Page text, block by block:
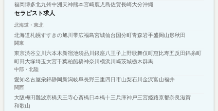
福岡博多北九州中洲 天神熊本宮崎鹿児島佐賀長崎大分沖縄
セラピスト求人
北海道・東北
北海道札幌すすきの旭川 帯広福島宮城仙台 国分町青森岩手盛岡山形秋田
関東
東京渋谷立川 六本木新宿池袋品川 銀座八王子上野歌舞伎町恵比寿五反田錦糸町
町田大塚埼玉大宮千葉柏船橋神奈川 横浜川崎茨城栃木群馬
中部・北陸
愛知名古屋栄錦静岡新潟岐阜長野三重四日市山梨石川 金沢富山福井
関西
大阪梅田難波京橋天王寺心斎橋日本橋十三兵庫神戸三宮姫路京都奈良滋賀
和歌山